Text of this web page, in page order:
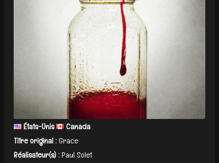
États-Unis
Canada
Titre original :Grace
Réalisateur(s) :Paul Solet